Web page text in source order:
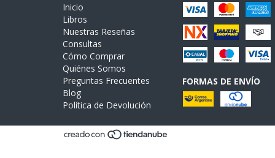
Inicio
Libros
Nuestras Reseñas
Consultas
Cómo Comprar
Quiénes Somos
Preguntas Frecuentes
Blog
Política de Devolución
FORMAS DE ENVÍO